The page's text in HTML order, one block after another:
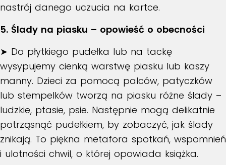
nastrój danego uczucia na kartce.
5. Ślady na piasku – opowieść o obecności
➤ Do płytkiego pudełka lub na tackę
wysypujemy cienką warstwę piasku lub kaszy
manny. Dzieci za pomocą palców, patyczków
lub stempelków tworzą na piasku różne ślady –
ludzkie, ptasie, psie. Następnie mogą delikatnie
potrząsnąć pudełkiem, by zobaczyć, jak ślady
znikają. To piękna metafora spotkań, wspomnień
i ulotności chwil, o której opowiada książka.